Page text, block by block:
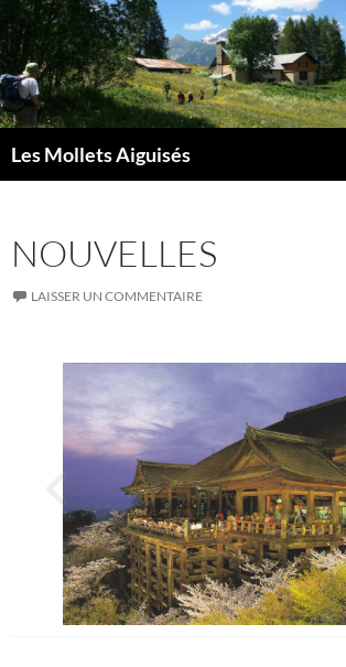
Aller
au
contenu
Les Mollets Aiguisés
NOUVELLES
LAISSER UN COMMENTAIRE